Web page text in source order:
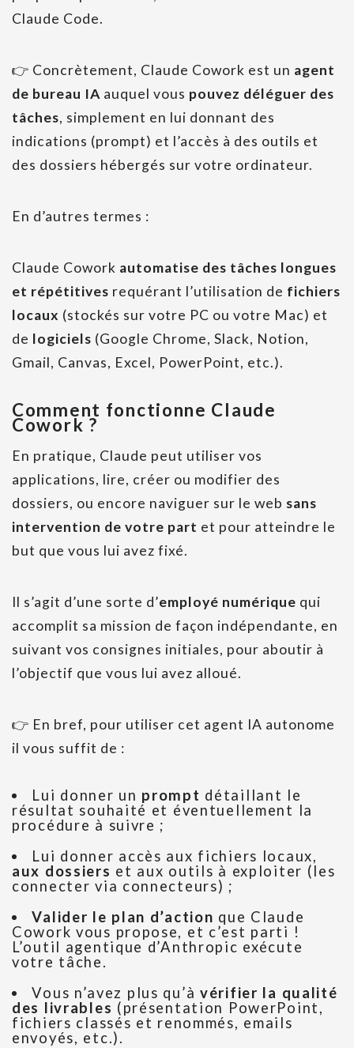
Claude Code.
👉 Concrètement, Claude Cowork est un agent
de bureau IA auquel vous pouvez déléguer des
tâches, simplement en lui donnant des
indications (prompt) et l’accès à des outils et
des dossiers hébergés sur votre ordinateur.
En d’autres termes :
Claude Cowork automatise des tâches longues
et répétitives requérant l’utilisation de fichiers
locaux (stockés sur votre PC ou votre Mac) et
de logiciels (Google Chrome, Slack, Notion,
Gmail, Canvas, Excel, PowerPoint, etc.).
Comment fonctionne Claude
Cowork ?
En pratique, Claude peut utiliser vos
applications, lire, créer ou modifier des
dossiers, ou encore naviguer sur le web sans
intervention de votre part et pour atteindre le
but que vous lui avez fixé.
Il s’agit d’une sorte d’employé numérique qui
accomplit sa mission de façon indépendante, en
suivant vos consignes initiales, pour aboutir à
l’objectif que vous lui avez alloué.
👉 En bref, pour utiliser cet agent IA autonome
il vous suffit de :
Lui donner un prompt détaillant le
résultat souhaité et éventuellement la
procédure à suivre ;
Lui donner accès aux fichiers locaux,
aux dossiers et aux outils à exploiter (les
connecter via connecteurs) ;
Valider le plan d’action que Claude
Cowork vous propose, et c’est parti !
L’outil agentique d’Anthropic exécute
votre tâche.
Vous n’avez plus qu’àvérifier la qualité
des livrables (présentation PowerPoint,
fichiers classés et renommés, emails
envoyés, etc.).